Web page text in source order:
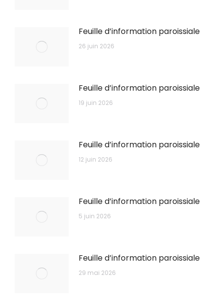
Feuille d’information paroissiale
26 juin 2026
Feuille d’information paroissiale
19 juin 2026
Feuille d’information paroissiale
12 juin 2026
Feuille d’information paroissiale
5 juin 2026
Feuille d’information paroissiale
29 mai 2026